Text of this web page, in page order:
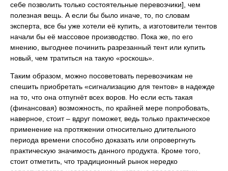
себе позволить только состоятельные перевозчики], чем
полезная вещь. А если бы было иначе, то, по словам
эксперта, все бы уже хотели её купить, а изготовители тентов
начали бы её массовое производство. Пока же, по его
мнению, выгоднее починить разрезанный тент или купить
новый, чем тратиться на такую «роскошь».
Таким образом, можно посоветовать перевозчикам не
спешить приобретать «сигнализацию для тентов» в надежде
на то, что она отпугнёт всех воров. Но если есть такая
(финансовая) возможность, по крайней мере попробовать,
наверное, стоит – вдруг поможет, ведь только практическое
применение на протяжении относительно длительного
периода времени способно доказать или опровергнуть
практическую значимость данного продукта. Кроме того,
стоит отметить, что традиционный рынок нередко